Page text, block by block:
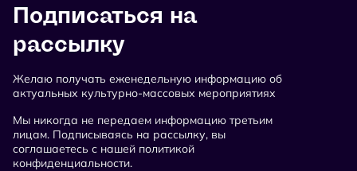
Подписаться на
рассылку
Желаю получать еженедельную информацию об
актуальных культурно-массовых мероприятиях
Мы никогда не передаем информацию третьим
лицам. Подписываясь на рассылку, вы
соглашаетесь с нашей политикой
конфиденциальности.